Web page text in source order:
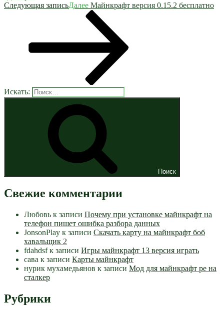
Следующая записьДалее Майнкрафт версия 0.15.2 бесплатно
Искать:
Поиск
Свежие комментарии
Любовь к записи Почему при установке майнкрафт на
телефон пишет ошибка разбора данных
JonsonPlay к записи Скачать карту на майнкрафт боб
хавальщик 2
fdahdsfк записи Игры майнкрафт 13 версия играть
сава к записи Карты майнкрафт
нурик мухамедьянов к записи Мод для майнкрафт pe на
сталкер
Рубрики